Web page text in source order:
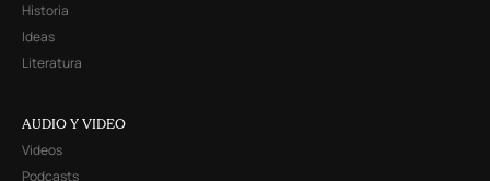
Historia
Ideas
Literatura
AUDIO Y VIDEO
Videos
Podcasts